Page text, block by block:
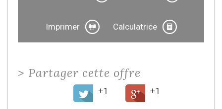
Imprimer Calculatrice
> Partager cette offre
+1 +1